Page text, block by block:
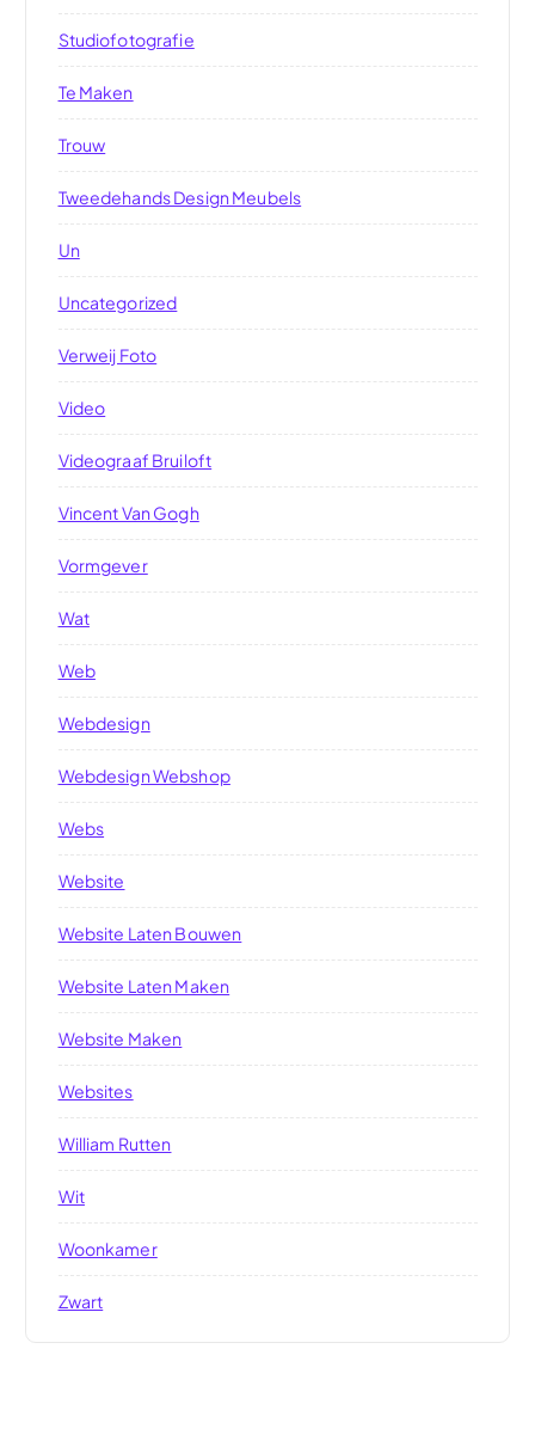
Studiofotografie
Te Maken
Trouw
Tweedehands Design Meubels
Un
Uncategorized
Verweij Foto
Video
Videograaf Bruiloft
Vincent Van Gogh
Vormgever
Wat
Web
Webdesign
Webdesign Webshop
Webs
Website
Website Laten Bouwen
Website Laten Maken
Website Maken
Websites
William Rutten
Wit
Woonkamer
Zwart